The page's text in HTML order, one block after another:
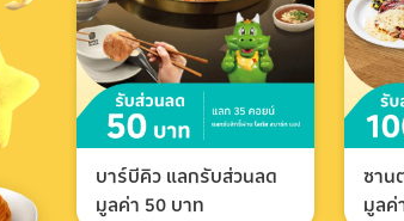
บาร์บีคิว แลกรับส่วนลด
มูลค่า 50 บาท
ซาน
มูลค่